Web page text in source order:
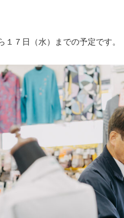
１７日（水）までの予定です。